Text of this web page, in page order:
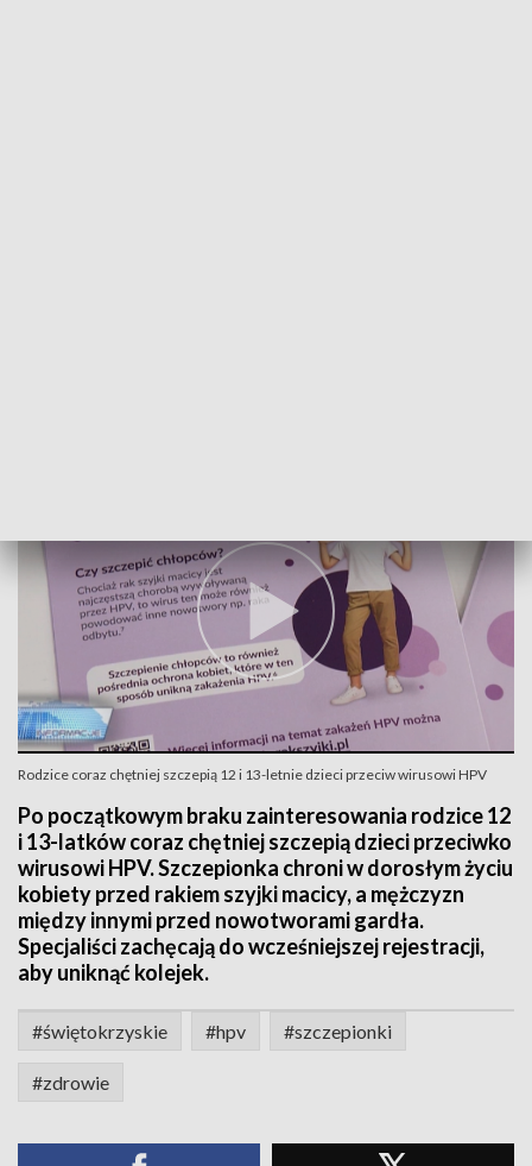
Rodzice coraz chętniej szczepią 12 i 13-letnie dzieci przeciw wirusowi HPV
Po początkowym braku zainteresowania rodzice 12
i 13-latków coraz chętniej szczepią dzieci przeciwko
wirusowi HPV. Szczepionka chroni w dorosłym życiu
kobiety przed rakiem szyjki macicy, a mężczyzn
między innymi przed nowotworami gardła.
Specjaliści zachęcają do wcześniejszej rejestracji,
aby uniknąć kolejek.
#świętokrzyskie #hpv #szczepionki
#zdrowie